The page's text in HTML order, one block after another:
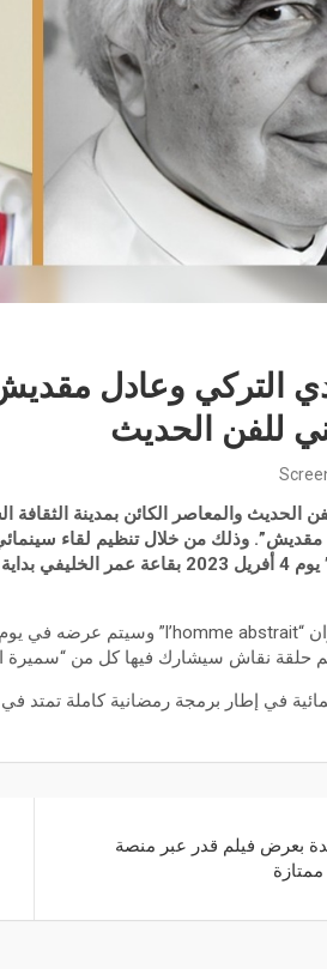
التركي وعادل
للفن الحديث
والمعاصر الكائن بمدينة الثقافة
مقديش”. وذلك من خلال تنظيم لقاء
مقديش رسام حلم حياته” يوم 4 أفريل
حلقة نقاش سيشارك فيها كل من “سميرة
إطار برمجة رمضانية كاملة تمتد في الفترة ما بين 25
بعرض فيلم قدر عبر منصة
ممتازة